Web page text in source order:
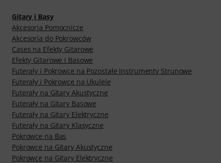
Gitary i Basy
Akcesoria Pomocnicze
Akcesoria do Pokrowców
Cases na Efekty Gitarowe
Efekty Gitarowe i Basowe
Futerały i Pokrowce na Pozostałe Instrumenty Strunowe
Futerały i Pokrowce na Ukulele
Futerały na Gitary Akustyczne
Futerały na Gitary Basowe
Futerały na Gitary Elektryczne
Futerały na Gitary Klasyczne
Pokrowce na Bas
Pokrowce na Gitary Akustyczne
Pokrowce na Gitary Elektryczne